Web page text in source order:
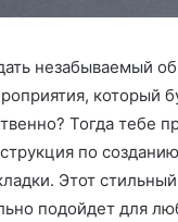
незабываемый
который
Тогда тебе
по
Этот
подойдет для